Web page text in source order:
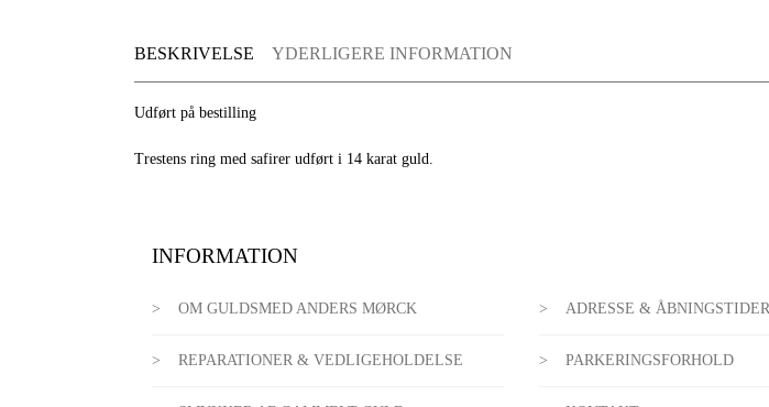
BESKRIVELSE YDERLIGERE INFORMATION
Udført på bestilling
Trestens ring med safirer udført i 14 karat guld.
INFORMATION
OM GULDSMED ANDERS MØRCK
REPARATIONER & VEDLIGEHOLDELSE
ADRESSE & ÅBNINGSTIDER
PARKERINGSFORHOLD